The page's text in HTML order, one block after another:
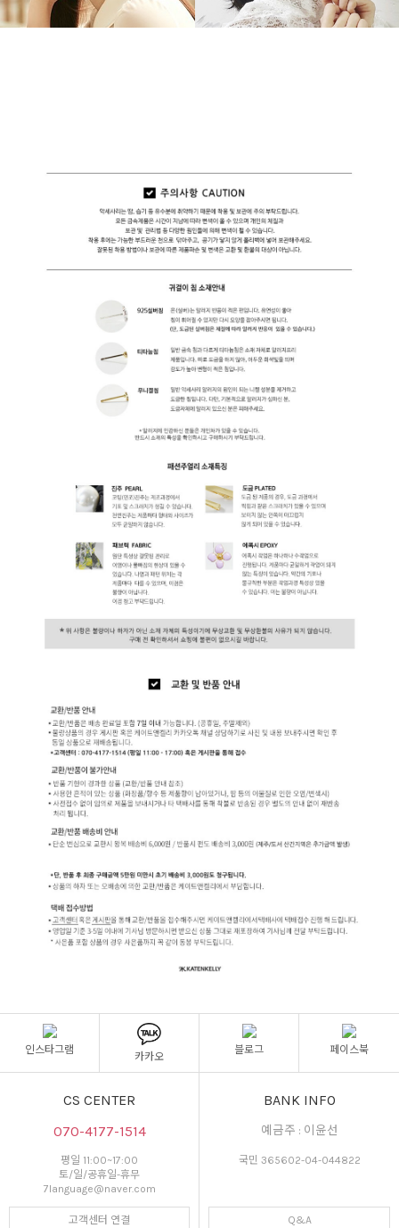
인스타그램
카카오
블로그 페이스북
CS CENTER
070-4177-1514
평일 11:00~17:00
토/일/공휴일-휴무
7language@naver.com
고객센터 연결
BANK INFO
예금주 : 이윤선
국민 365602-04-044822
Q&A